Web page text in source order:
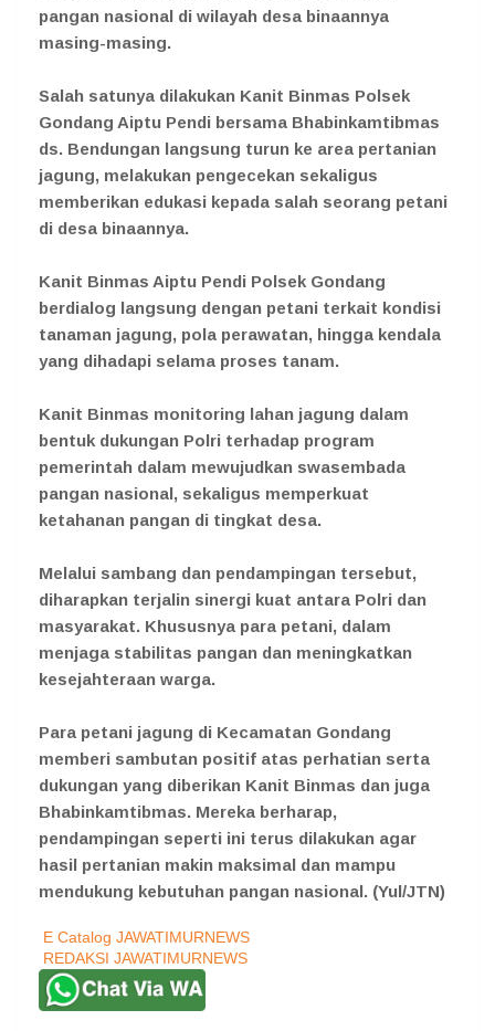
pangan nasional di wilayah desa binaannya
masing-masing.
Salah satunya dilakukan Kanit Binmas Polsek
Gondang Aiptu Pendi bersama Bhabinkamtibmas
ds. Bendungan langsung turun ke area pertanian
jagung, melakukan pengecekan sekaligus
memberikan edukasi kepada salah seorang petani
di desa binaannya.
Kanit Binmas Aiptu Pendi Polsek Gondang
berdialog langsung dengan petani terkait kondisi
tanaman jagung, pola perawatan, hingga kendala
yang dihadapi selama proses tanam.
Kanit Binmas monitoring lahan jagung dalam
bentuk dukungan Polri terhadap program
pemerintah dalam mewujudkan swasembada
pangan nasional, sekaligus memperkuat
ketahanan pangan di tingkat desa.
Melalui sambang dan pendampingan tersebut,
diharapkan terjalin sinergi kuat antara Polri dan
masyarakat. Khususnya para petani, dalam
menjaga stabilitas pangan dan meningkatkan
kesejahteraan warga.
Para petani jagung di Kecamatan Gondang
memberi sambutan positif atas perhatian serta
dukungan yang diberikan Kanit Binmas dan juga
Bhabinkamtibmas. Mereka berharap,
pendampingan seperti ini terus dilakukan agar
hasil pertanian makin maksimal dan mampu
mendukung kebutuhan pangan nasional. (Yul/JTN)
E Catalog JAWATIMURNEWS
REDAKSI JAWATIMURNEWS